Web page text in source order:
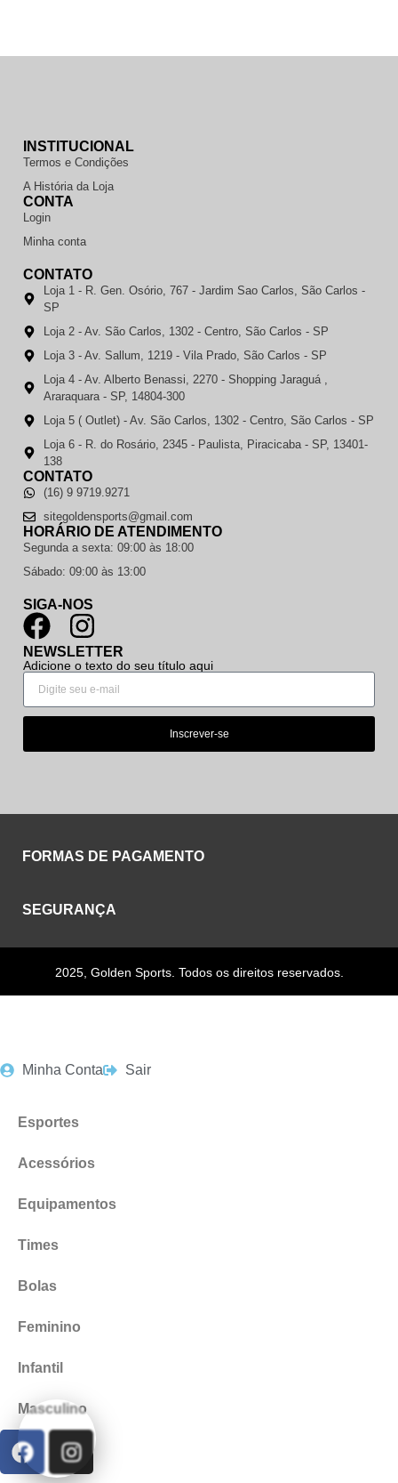
INSTITUCIONAL
Termos e Condições
A História da Loja
CONTA
Login
Minha conta
CONTATO
Loja 1 - R. Gen. Osório, 767 - Jardim Sao Carlos, São Carlos -
SP
Loja 2 - Av. São Carlos, 1302 - Centro, São Carlos - SP
Loja 3 - Av. Sallum, 1219 - Vila Prado, São Carlos - SP
Loja 4 - Av. Alberto Benassi, 2270 - Shopping Jaraguá ,
Araraquara - SP, 14804-300
Loja 5 ( Outlet) - Av. São Carlos, 1302 - Centro, São Carlos - SP
Loja 6 - R. do Rosário, 2345 - Paulista, Piracicaba - SP, 13401-
138
CONTATO
(16) 9 9719.9271
sitegoldensports@gmail.com
HORÁRIO DE ATENDIMENTO
Segunda a sexta: 09:00 às 18:00
Sábado: 09:00 às 13:00
SIGA-NOS
NEWSLETTER
Adicione o texto do seu título aqui
Inscrever-se
FORMAS DE PAGAMENTO
SEGURANÇA
2025, Golden Sports. Todos os direitos reservados.
Minha Conta Sair
Esportes
Acessórios
Equipamentos
Times
Bolas
Feminino
Infantil
Masculino